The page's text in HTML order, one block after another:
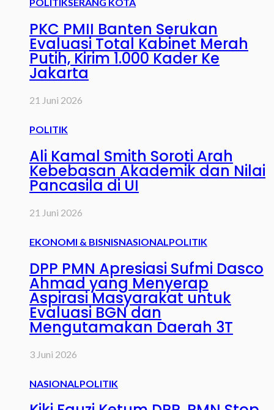
PKC PMII Banten Serukan
Evaluasi Total Kabinet Merah
Putih, Kirim 1.000 Kader Ke
Jakarta
21 Juni 2026
POLITIK
Ali Kamal Smith Soroti Arah
Kebebasan Akademik dan Nilai
Pancasila di UI
21 Juni 2026
EKONOMI & BISNISNASIONAL POLITIK
DPP PMN Apresiasi Sufmi Dasco
Ahmad yang Menyerap
Aspirasi Masyarakat untuk
Evaluasi BGN dan
Mengutamakan Daerah 3T
3 Juni 2026
NASIONAL POLITIK